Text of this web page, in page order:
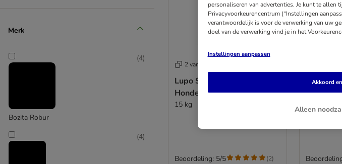
Gedroogde snacks
Merk
Bozita Robur
(4)
(4)
2 varianten
Lupo Sensitiv 20/8
Hondenvoer
15 kg
Beoordeling: 5/5 (2)
Lupo
Dubbelpak
personaliseren van advertenties. Je kunt te allen
Privacyvoorkeurencentrum (“Instellingen
verantwoordelijk is voor de verwerking van uw
doel van de verwerking vind je in het
Instellingen aanpassen
Alleen
Akkoord